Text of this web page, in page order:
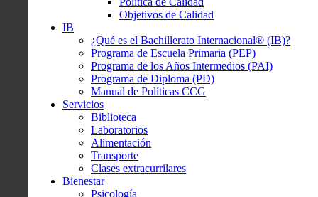
Objetivos de Calidad
IB
¿Qué es el Bachillerato Internacional® (IB)?
Programa de Escuela Primaria (PEP)
Programa de los Años Intermedios (PAI)
Programa de Diploma (PD)
Manual de Políticas CCG
Servicios
Biblioteca
Laboratorios
Alimentación
Transporte
Clases extracurrilares
Bienestar
Psicología